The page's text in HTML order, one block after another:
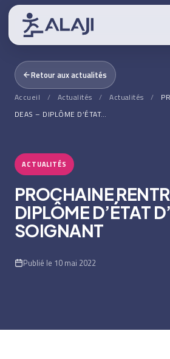
Retour aux actualités
Accueil / Actualités / Actualités /
DEAS – DIPLÔME D’ÉTAT…
ACTUALITÉS
PROCHAINE
DIPLÔME D’ÉTAT
SOIGNANT
Publié le 10 mai 2022